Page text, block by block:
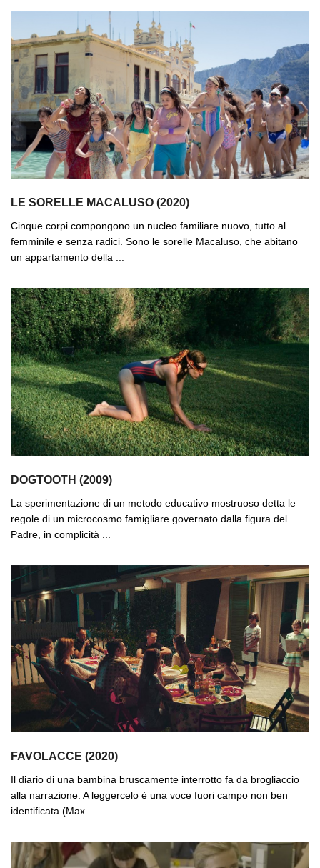
LE SORELLE MACALUSO (2020)
Cinque corpi compongono un nucleo familiare nuovo, tutto al
femminile e senza radici. Sono le sorelle Macaluso, che abitano
un appartamento della ...
DOGTOOTH (2009)
La sperimentazione di un metodo educativo mostruoso detta le
regole di un microcosmo famigliare governato dalla figura del
Padre, in complicità ...
FAVOLACCE (2020)
Il diario di una bambina bruscamente interrotto fa da brogliaccio
alla narrazione. A leggercelo è una voce fuori campo non ben
identificata (Max ...